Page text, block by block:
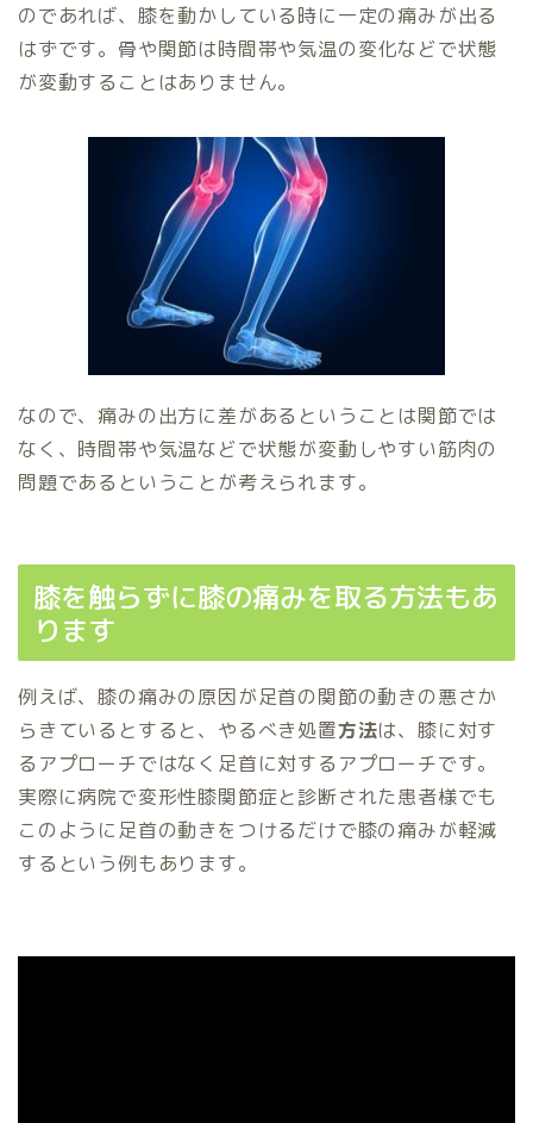
のであれば、膝を動かしている時に一定の痛みが出る
はずです。骨や関節は時間帯や気温の変化などで状態
が変動することはありません。
なので、痛みの出方に差があるということは関節では
なく、時間帯や気温などで状態が変動しやすい筋肉の
問題であるということが考えられます。
膝を触らずに膝の痛みを取る方法もあ
ります
例えば、膝の痛みの原因が足首の関節の動きの悪さか
らきているとすると、やるべき処置方法は、膝に対す
るアプローチではなく足首に対するアプローチです。
実際に病院で変形性膝関節症と診断された患者様でも
このように足首の動きをつけるだけで膝の痛みが軽減
するという例もあります。